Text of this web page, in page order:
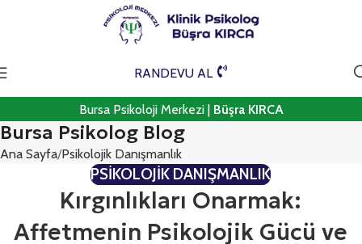
RANDEVU AL
Bursa Psikoloji Merkezi | Büşra KIRCA
Bursa Psikolog Blog
Ana Sayfa Psikolojik Danışmanlık
PSIKOLOJIK DANIŞMANLIK
Kırgınlıkları Onarmak:
Affetmenin Psikolojik Gücü ve